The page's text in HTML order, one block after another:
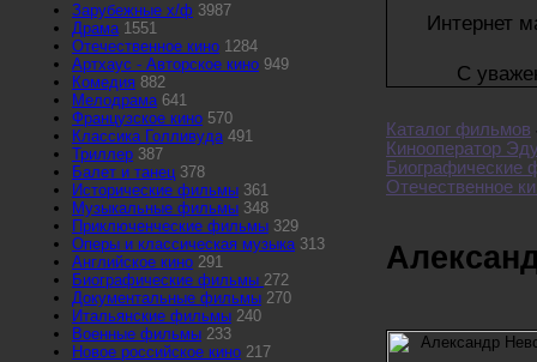
Интернет
С
Каталог фильмов
Кинооператор
Отечественное
Зарубежные х/ф 3987
Драма 1551
Отечественное кино 1284
Артхаус - Авторское кино 949
Комедия 882
Мелодрама 641
Французское кино 570
Классика Голливуда 491
Триллер 387
Балет и танец 378
Исторические фильмы 361
Музыкальные фильмы 348
Приключенческие фильмы 329
Оперы и классическая музыка 313
Английское кино 291
Биографические фильмы 272
Документальные фильмы 270
Итальянские фильмы 240
Военные фильмы 233
Новое российское кино 217